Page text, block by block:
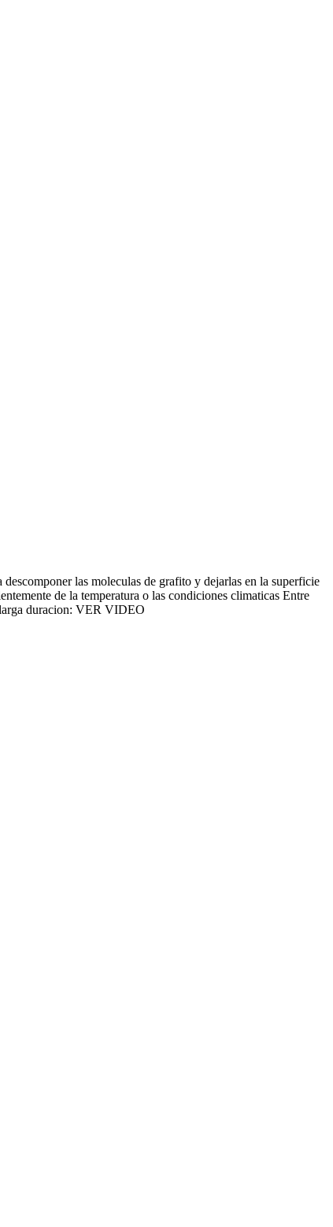
las moleculas de grafito y dejarlas en la superficie
de la temperatura o las condiciones climaticas Entre
larga duracion: VER VIDEO